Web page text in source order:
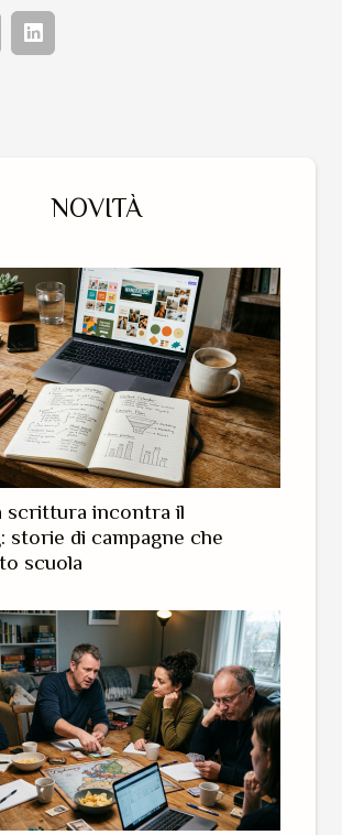
NOVITÀ
scrittura incontra il
storie di campagne che
scuola